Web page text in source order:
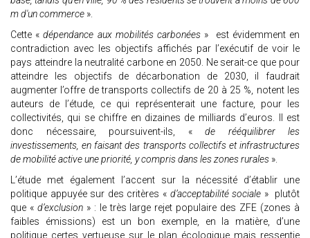
m d'un commerce ».
Cette « dépendance aux mobilités carbonées » est évidemment en
contradiction avec les objectifs affichés par l’exécutif de voir le
pays atteindre la neutralité carbone en 2050. Ne serait-ce que pour
atteindre les objectifs de décarbonation de 2030, il faudrait
augmenter l’offre de transports collectifs de 20 à 25 %, notent les
auteurs de l’étude, ce qui représenterait une facture, pour les
collectivités, qui se chiffre en dizaines de milliards d’euros. Il est
donc nécessaire, poursuivent-ils, «de rééquilibrer les
investissements, en faisant des transports collectifs et infrastructures
de mobilité active une priorité, y compris dans les zones rurales ».
L’étude met également l’accent sur la nécessité d’établir une
politique appuyée sur des critères « d’acceptabilité sociale » plutôt
que « d’exclusion » : le très large rejet populaire des ZFE (zones à
faibles émissions) est un bon exemple, en la matière, d’une
politique certes vertueuse sur le plan écologique mais ressentie